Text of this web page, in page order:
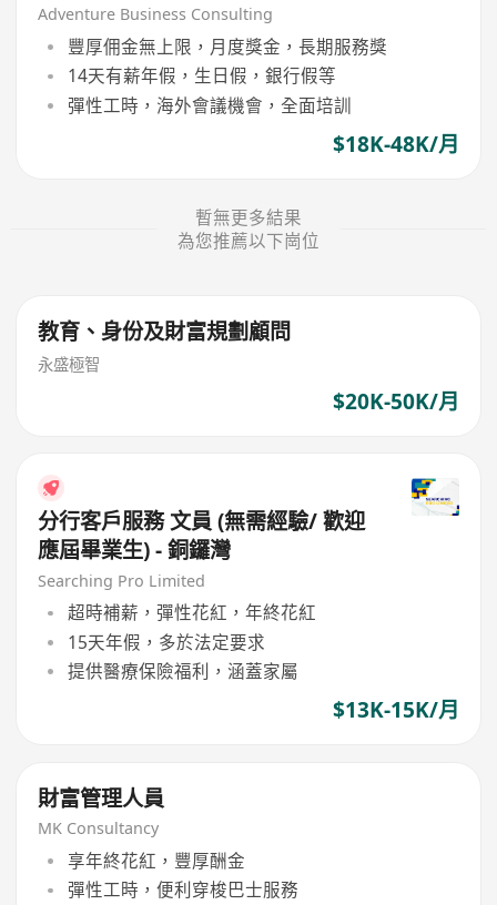
Adventure Business Consulting
豐厚佣金無上限，月度獎金，長期服務獎
14天有薪年假，生日假，銀行假等
彈性工時，海外會議機會，全面培訓
$18K-48K/月
暫無更多結果
為您推薦以下崗位
教育、身份及財富規劃顧問
永盛極智
$20K-50K/月
分行客戶服務 文員 (無需經驗/ 歡迎
應屆畢業生) - 銅鑼灣
Searching Pro Limited
超時補薪，彈性花紅，年終花紅
15天年假，多於法定要求
提供醫療保險福利，涵蓋家屬
$13K-15K/月
財富管理人員
MK Consultancy
享年終花紅，豐厚酬金
彈性工時，便利穿梭巴士服務